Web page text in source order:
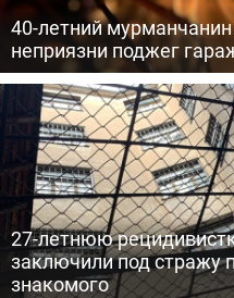
40-летний
неприязни поджег
27-летнюю
заключили под стражу
знакомого